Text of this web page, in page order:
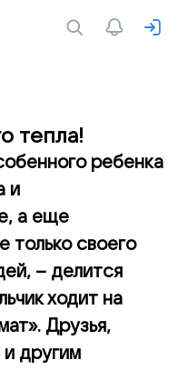
тепла!
ребенка
и
а еще
только своего
– делится
ходит на
Друзья,
другим